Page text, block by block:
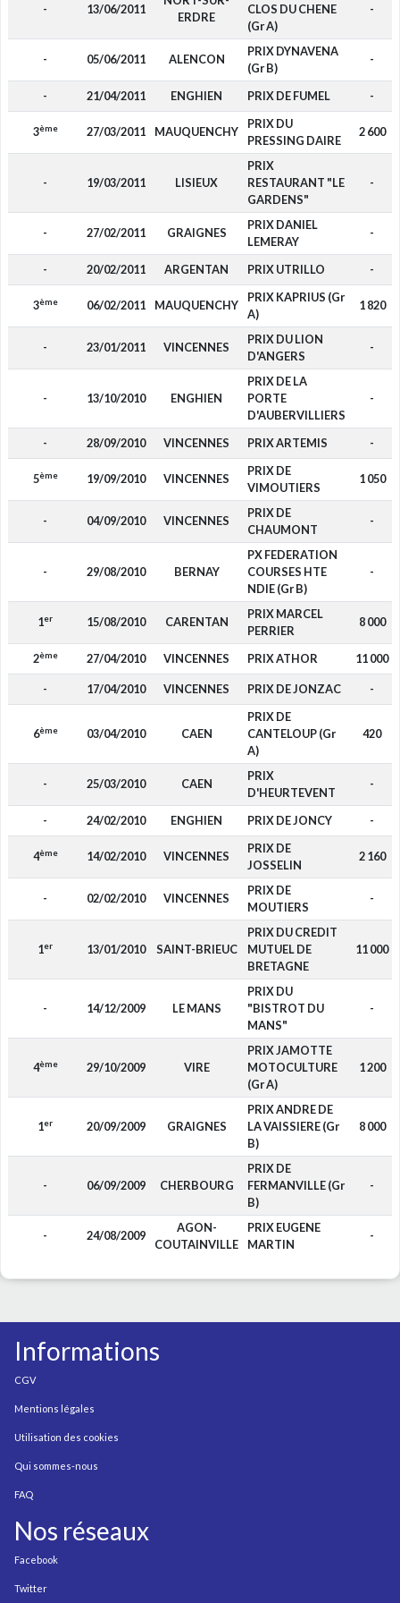
- 13/06/2011
ERDRE
CLOS DU CHENE
(Gr A)
-
- 05/06/2011 ALENCON
PRIX DYNAVENA
(Gr B)
-
- 21/04/2011 ENGHIEN PRIX DE FUMEL -
3ème 27/03/2011 MAUQUENCHY
PRIX DU
PRESSING DAIRE
2 600
- 19/03/2011 LISIEUX
PRIX
RESTAURANT "LE
GARDENS"
-
- 27/02/2011 GRAIGNES
PRIX DANIEL
LEMERAY
-
- 20/02/2011 ARGENTAN PRIX UTRILLO -
3ème 06/02/2011 MAUQUENCHY
PRIX KAPRIUS (Gr
A)
1 820
- 23/01/2011 VINCENNES
PRIX DU LION
D'ANGERS
-
- 13/10/2010 ENGHIEN
PRIX DE LA
PORTE
D'AUBERVILLIERS
-
- 28/09/2010 VINCENNES PRIX ARTEMIS -
5ème 19/09/2010 VINCENNES
PRIX DE
VIMOUTIERS
1 050
- 04/09/2010 VINCENNES
PRIX DE
CHAUMONT
-
- 29/08/2010 BERNAY
PX FEDERATION
COURSES HTE
NDIE (Gr B)
-
1er 15/08/2010 CARENTAN
PRIX MARCEL
PERRIER
8 000
2ème 27/04/2010 VINCENNES PRIX ATHOR 11 000
- 17/04/2010 VINCENNES PRIX DE JONZAC -
6ème 03/04/2010 CAEN
PRIX DE
CANTELOUP (Gr
A)
420
- 25/03/2010 CAEN
PRIX
D'HEURTEVENT
-
- 24/02/2010 ENGHIEN PRIX DE JONCY -
4ème 14/02/2010 VINCENNES
PRIX DE
JOSSELIN
2 160
- 02/02/2010 VINCENNES
PRIX DE
MOUTIERS
-
1er 13/01/2010 SAINT-BRIEUC
PRIX DU CREDIT
MUTUEL DE
BRETAGNE
11 000
- 14/12/2009 LE MANS
PRIX DU
"BISTROT DU
MANS"
-
4ème 29/10/2009 VIRE
PRIX JAMOTTE
MOTOCULTURE
(Gr A)
1 200
1er 20/09/2009 GRAIGNES
PRIX ANDRE DE
LA VAISSIERE (Gr
B)
8 000
- 06/09/2009 CHERBOURG
PRIX DE
FERMANVILLE (Gr
B)
-
- 24/08/2009
AGON-
COUTAINVILLE
PRIX EUGENE
MARTIN
-
Informations
CGV
Mentions légales
Utilisation des cookies
Qui sommes-nous
FAQ
Nos réseaux
Facebook
Twitter